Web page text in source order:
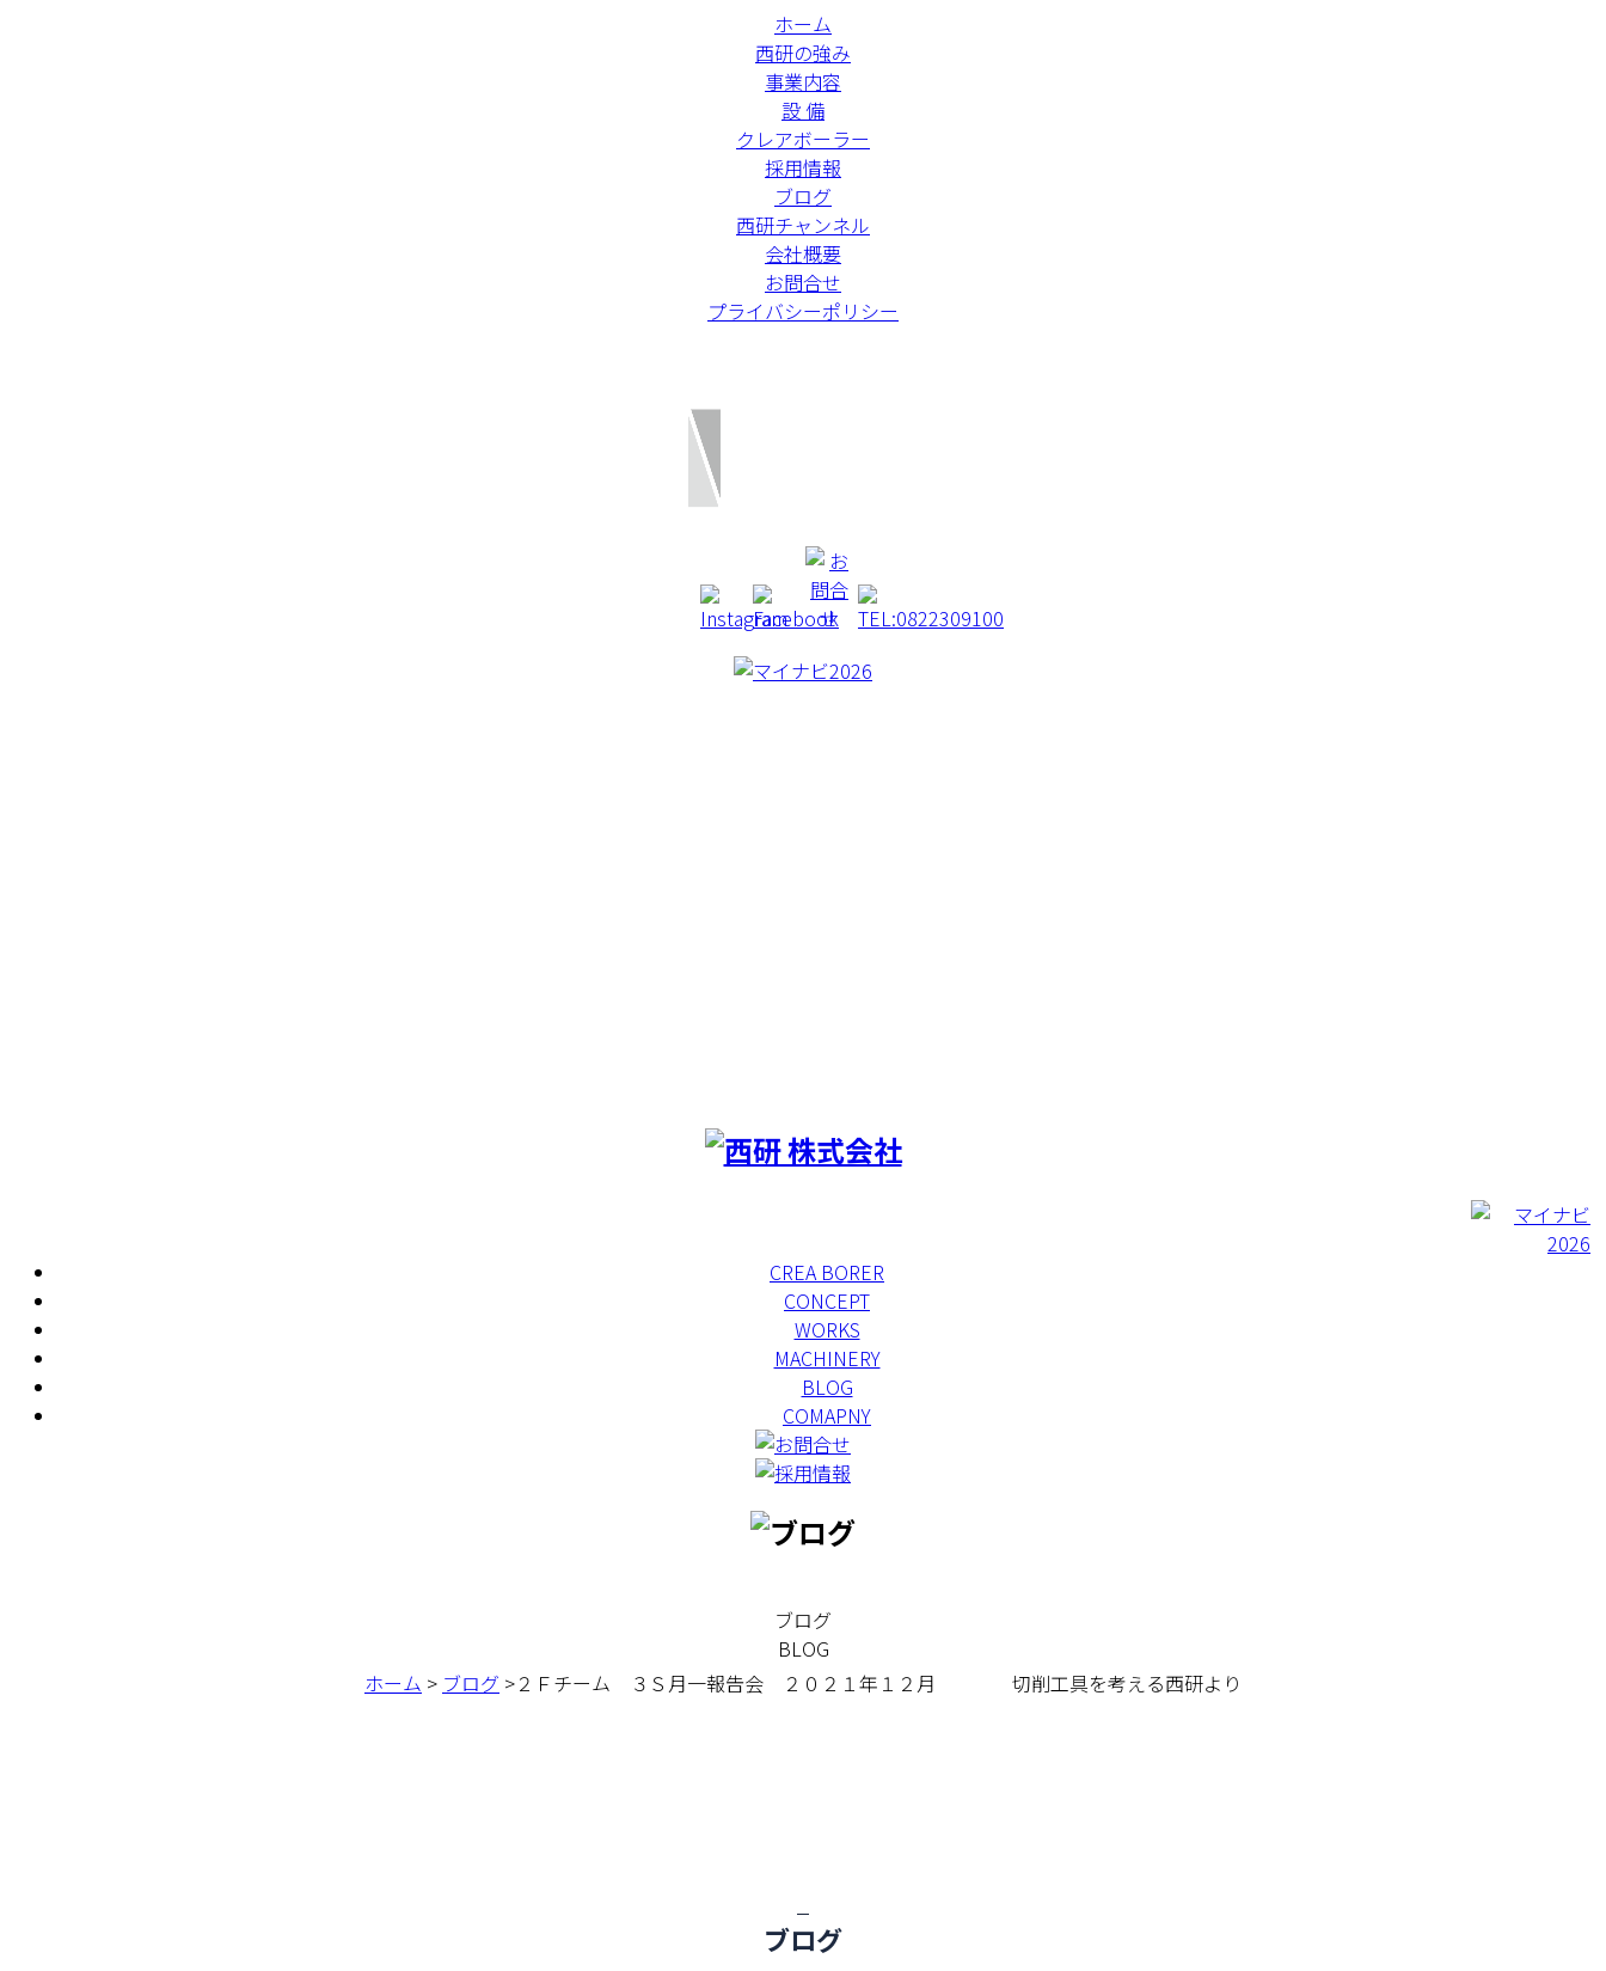
ホーム
西研の強み
事業内容
設 備
クレアボーラー
採用情報
ブログ
西研チャンネル
会社概要
お問合せ
プライバシーポリシー
CREA BORER
CONCEPT
WORKS
MACHINERY
BLOG
COMAPNY
ブログ
BLOG
ホーム > ブログ >２Ｆチーム ３Ｓ月一報告会 ２０２１年１２月 切削工具を考える西研より
ブログ